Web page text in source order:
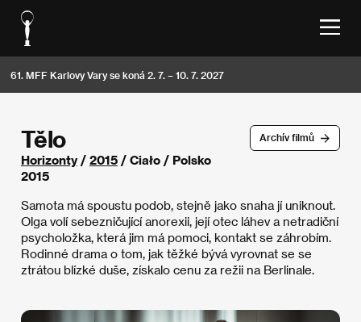
61. MFF Karlovy Vary se koná 2. 7. – 10. 7. 2027
Archív filmů
Tělo
Horizonty/ 2015 / Ciało / Polsko
2015
Samota má spoustu podob, stejně jako snaha jí uniknout.
Olga volí sebezničující anorexii, její otec láhev a netradiční
psycholožka, která jim má pomoci, kontakt se záhrobím.
Rodinné drama o tom, jak těžké bývá vyrovnat se se
ztrátou blízké duše, získalo cenu za režii na Berlinale.